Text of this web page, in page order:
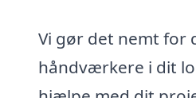
Vi gør det nemt for
håndværkere i dit